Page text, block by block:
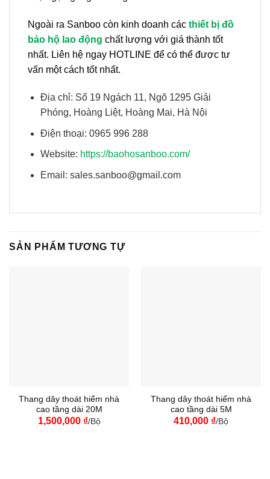
Ngoài ra Sanboo còn kinh doanh các thiết bị đồ
bảo hộ lao động chất lượng với giá thành tốt
nhất. Liên hệ ngay HOTLINE để có thể được tư
vấn một cách tốt nhất.
Địa chỉ: Số 19 Ngách 11, Ngõ 1295 Giải
Phóng, Hoàng Liệt, Hoàng Mai, Hà Nội
Điện thoại: 0965 996 288
Website: https://baohosanboo.com/
Email: sales.sanboo@gmail.com
SẢN PHẨM TƯƠNG TỰ
Thang dây thoát hiểm nhà
cao tầng dài 20M
1,500,000 ₫/Bộ
Thang dây thoát hiểm nhà
cao tầng dài 5M
410,000 ₫/Bộ